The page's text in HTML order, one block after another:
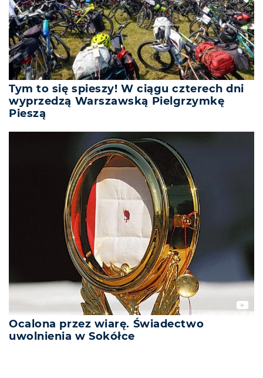
Tym to się spieszy! W ciągu czterech dni
wyprzedzą Warszawską Pielgrzymkę
Pieszą
Ocalona przez wiarę. Świadectwo
uwolnienia w Sokółce